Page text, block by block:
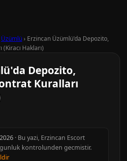
Üzümlü› Erzincan Üzümlü'da Depozito,
Hakları)
Depozito,
Kuralları
· Bu yazi, Erzincan Escort
kontrolunden gecmistir.